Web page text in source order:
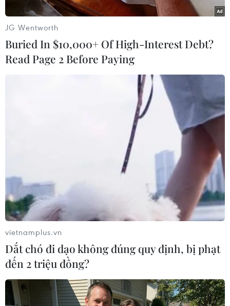
(TTXVN/Vietnam+)
#EU #Ngân sách 2015 #Jyrki Katainen
#Thâm hụt
#Nợ công
#Dự luật ngân sách
#Thủ tướng Italy
#Mateo Renzi
Italy Pháp
Theo dõi VietnamPlus
JG Wentworth
Buried In $10,000+ Of High-Interest Debt?
Read Page 2 Before Paying
vietnamplus.vn
Dắt chó đi dạo không đúng quy định, bị phạt
đến 2 triệu đồng?